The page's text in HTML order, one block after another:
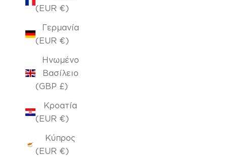
(EUR €)
Γερμανία
(EUR €)
Ηνωμένο
Βασίλειο
(GBP £)
Κροατία
(EUR €)
Κύπρος
(EUR €)